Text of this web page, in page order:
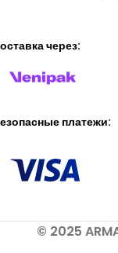
через:
платежи:
© 2025